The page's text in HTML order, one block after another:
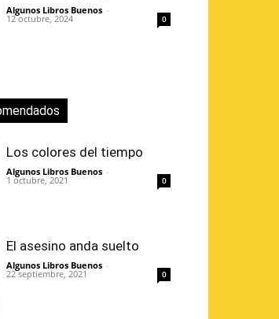
Algunos Libros Buenos -
12 octubre, 2024 0
Los colores del tiempo
Algunos Libros Buenos -
1 octubre, 2021 0
El asesino anda suelto
Algunos Libros Buenos -
22 septiembre, 2021 0